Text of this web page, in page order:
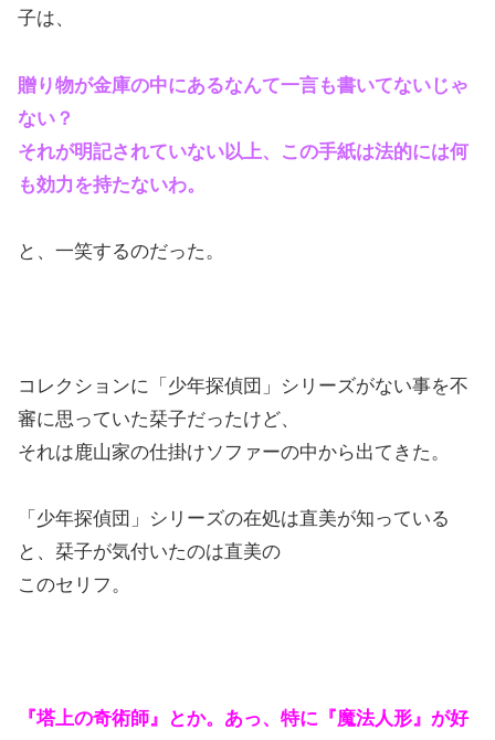
子は、
贈り物が金庫の中にあるなんて一言も書いてないじゃ
ない？
それが明記されていない以上、この手紙は法的には何
も効力を持たないわ。
と、一笑するのだった。
コレクションに「少年探偵団」シリーズがない事を不
審に思っていた栞子だったけど、
それは鹿山家の仕掛けソファーの中から出てきた。
「少年探偵団」シリーズの在処は直美が知っている
と、栞子が気付いたのは直美の
このセリフ。
『塔上の奇術師』とか。あっ、特に『魔法人形』が好